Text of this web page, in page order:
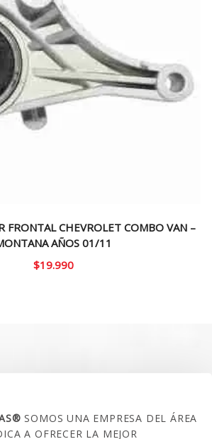
FRONTAL CHEVROLET COMBO VAN –
AÑOS 01/11
$19.990
SOMOS UNA EMPRESA DEL ÁREA
A OFRECER LA MEJOR